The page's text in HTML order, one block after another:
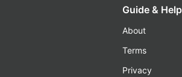
Guide & Help
About
Terms
Privacy